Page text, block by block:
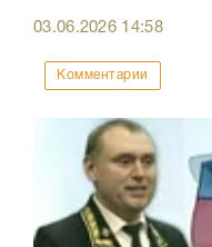
03.06.2026 14:58
Комментарии